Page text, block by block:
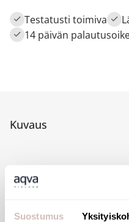
Suostumus
Testatusti toimiva
14 päivän
Kuvaus
DELABIE DELTA
huuhteluputki